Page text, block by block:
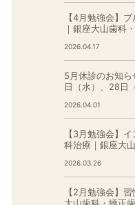
【4月勉強会】
｜銀座大山歯科
2026.04.17
5月休診のお知
日（水）、28日
2026.04.01
【3月勉強会】
科治療｜銀座大
2026.03.26
【2月勉強会】